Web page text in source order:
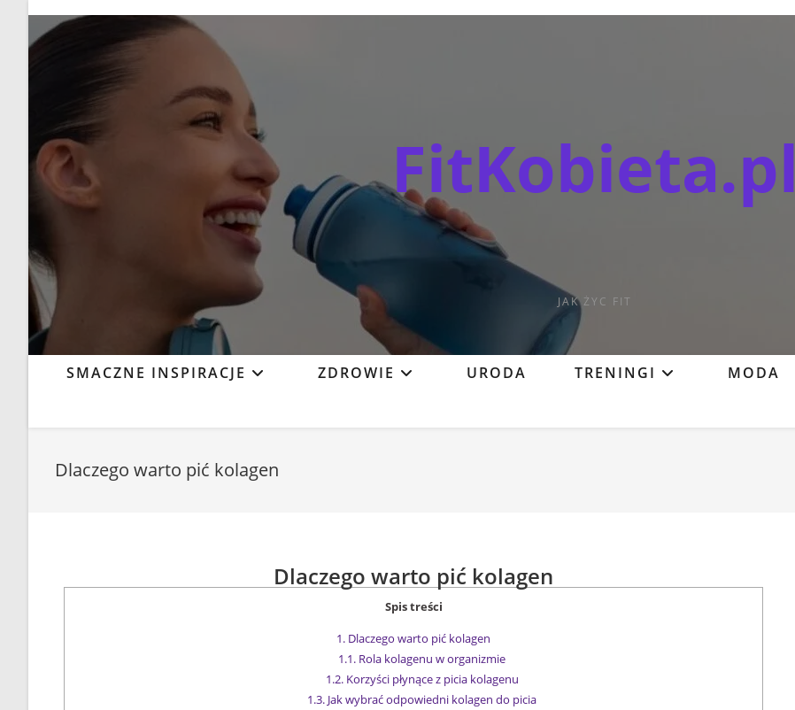
FitKobieta.pl
JAK ŻYC FIT
SMACZNE INSPIRACJE ZDROWIE URODA TRENINGI MODA
Dlaczego warto pić kolagen
Dlaczego warto pić kolagen
Spis treści
1. Dlaczego warto pić kolagen
1.1. Rola kolagenu w organizmie
1.2.Korzyści płynące z picia kolagenu
1.3. Jak wybrać odpowiedni kolagen do picia